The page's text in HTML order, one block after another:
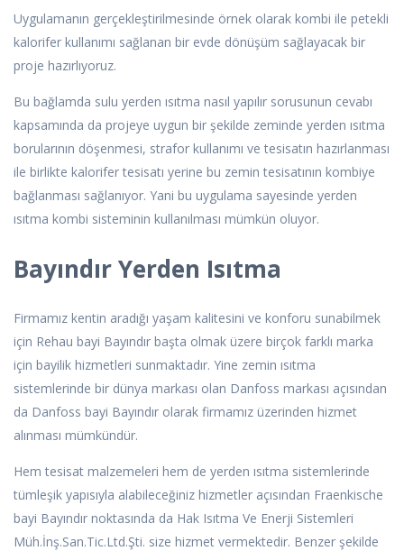
Uygulamanın gerçekleştirilmesinde örnek olarak kombi ile petekli
kalorifer kullanımı sağlanan bir evde dönüşüm sağlayacak bir
proje hazırlıyoruz.
Bu bağlamda sulu yerden ısıtma nasıl yapılır sorusunun cevabı
kapsamında da projeye uygun bir şekilde zeminde yerden ısıtma
borularının döşenmesi, strafor kullanımı ve tesisatın hazırlanması
ile birlikte kalorifer tesisatı yerine bu zemin tesisatının kombiye
bağlanması sağlanıyor. Yani bu uygulama sayesinde yerden
ısıtma kombi sisteminin kullanılması mümkün oluyor.
Bayındır Yerden Isıtma
Firmamız kentin aradığı yaşam kalitesini ve konforu sunabilmek
için Rehau bayi Bayındır başta olmak üzere birçok farklı marka
için bayilik hizmetleri sunmaktadır. Yine zemin ısıtma
sistemlerinde bir dünya markası olan Danfoss markası açısından
da Danfoss bayi Bayındır olarak firmamız üzerinden hizmet
alınması mümkündür.
Hem tesisat malzemeleri hem de yerden ısıtma sistemlerinde
tümleşik yapısıyla alabileceğiniz hizmetler açısından Fraenkische
bayi Bayındır noktasında da Hak Isıtma Ve Enerji Sistemleri
Müh.İnş.San.Tic.Ltd.Şti. size hizmet vermektedir. Benzer şekilde